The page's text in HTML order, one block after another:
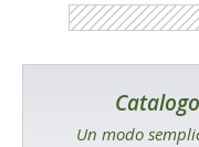
Un modo